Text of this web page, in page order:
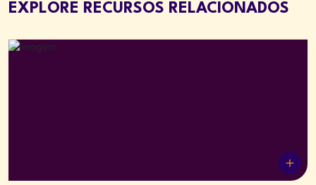
EXPLORE RECURSOS RELACIONADOS